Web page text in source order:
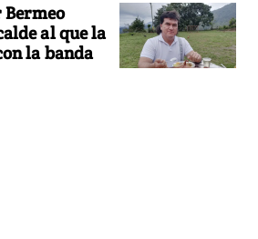
Bermeo
al que la
la banda